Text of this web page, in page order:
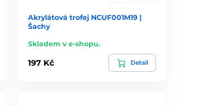
Akrylátová trofej NCUF001M19 |
Šachy
Skladem v e-shopu.
197 Kč Detail